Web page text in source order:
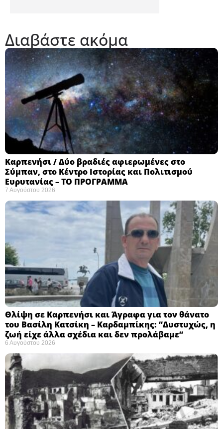
Διαβάστε ακόμα
Καρπενήσι / Δύο βραδιές αφιερωμένες στο
Σύμπαν, στο Κέντρο Ιστορίας και Πολιτισμού
Ευρυτανίας – ΤΟ ΠΡΟΓΡΑΜΜΑ
7 Αυγούστου 2026
Θλίψη σε Καρπενήσι και Άγραφα για τον θάνατο
του Βασίλη Κατσίκη – Καρδαμπίκης: “Δυστυχώς, η
ζωή είχε άλλα σχέδια και δεν προλάβαμε”
6 Αυγούστου 2026